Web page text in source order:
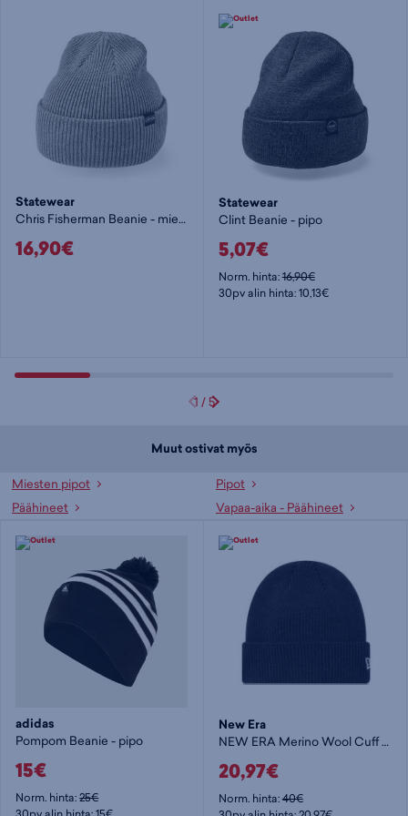
Statewear
Chris Fisherman Beanie - miesten pipo
16,90€
Statewear
Clint Beanie - pipo
5,07€
Norm. hinta:16,90€
30pv alin hinta: 10,13€
1 /5
Muut ostivat myös
Miesten pipot
Pipot
Päähineet
Vapaa-aika - Päähineet
adidas
Pompom Beanie - pipo
15€
Norm. hinta:25€
New Era
NEW ERA Merino Wool Cuff Knit - pipo
20,97€
Norm. hinta:40€